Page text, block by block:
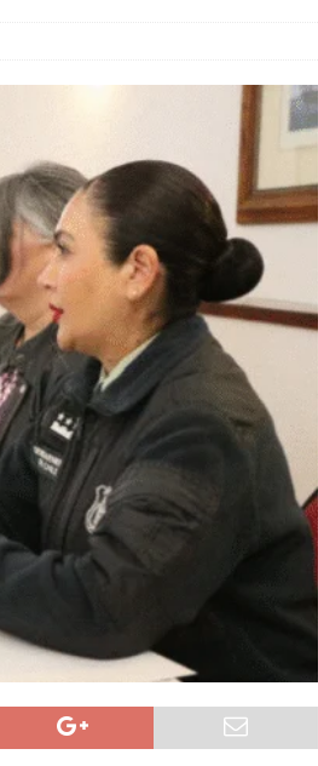
los estudios en el extranjero y nunca
busca facilitar el ingreso a Carabineros
no repondrá a su embajador y
de Milei a Lula
INTERNACIONAL
el futuro del Casino Municipal de
para mejorar el alumbrado
Argentina y Perú del 6 al 17 de